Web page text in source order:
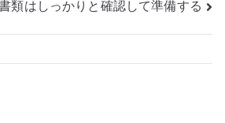
類はしっかりと確認して準備する